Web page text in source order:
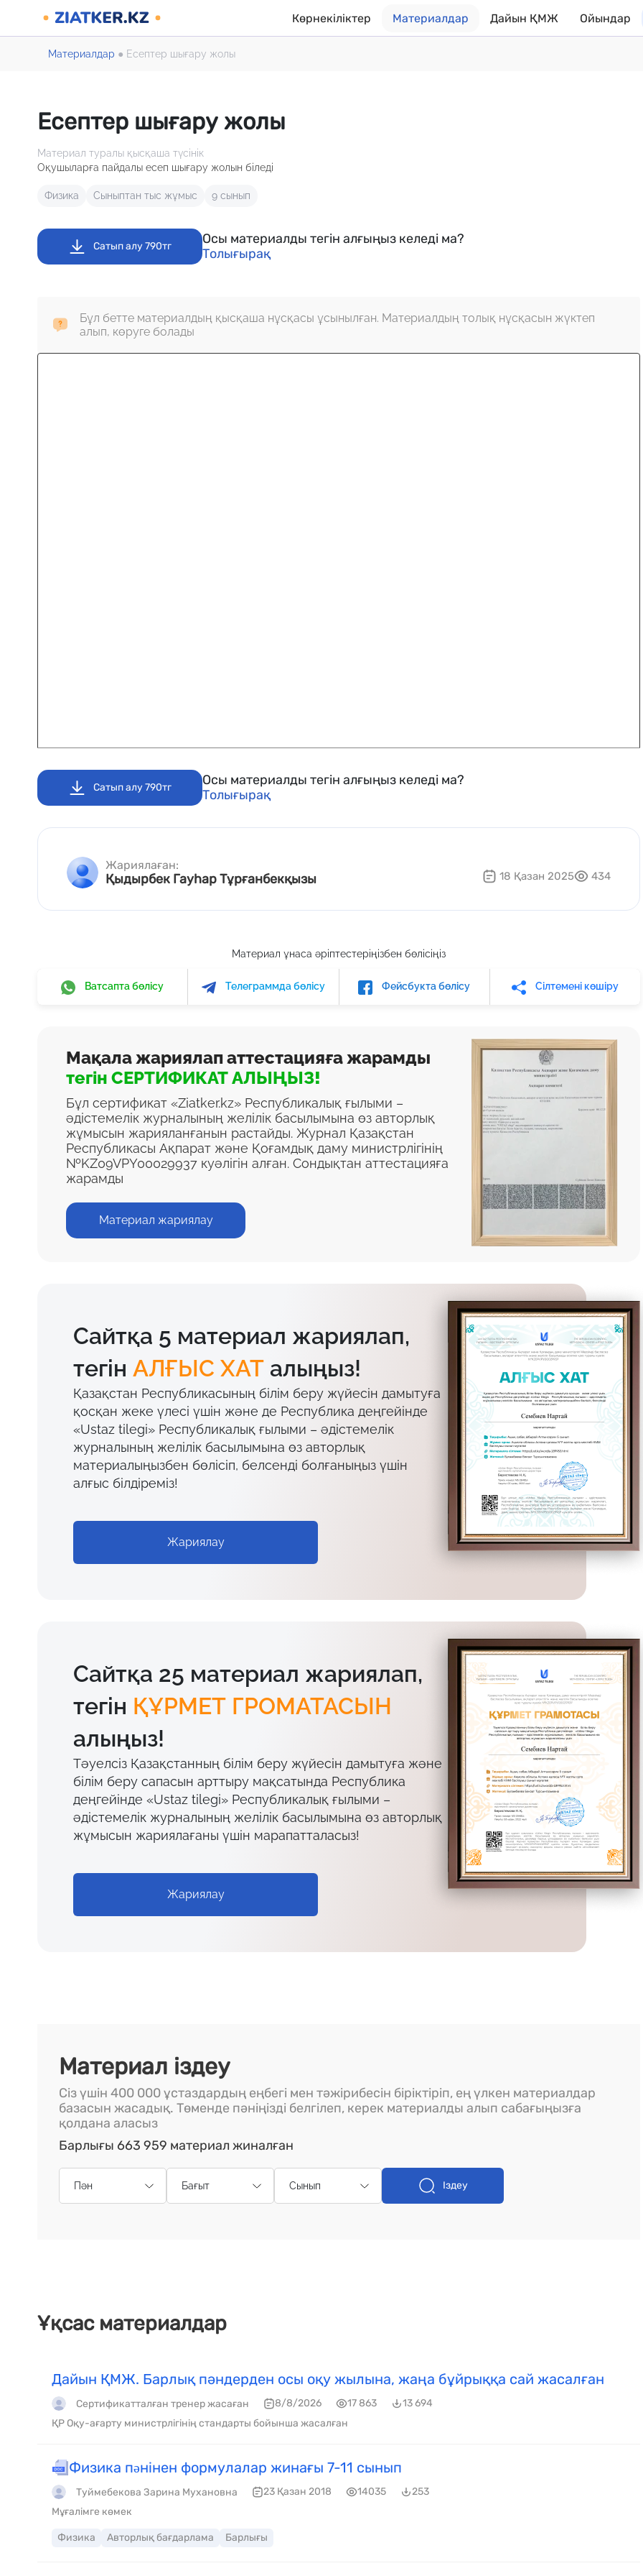
Көрнекіліктер Материалдар Дайын ҚМЖ Ойындар
Материалдар ● Есептер шығару жолы
Есептер шығару жолы
Материал туралы қысқаша түсінік
Оқушыларға пайдалы есеп шығару жолын біледі
Физика Сыныптан тыс жұмыс 9 сынып
Сатып алу 790тг
Осы материалды тегін алғыңыз келеді ма?
Толығырақ
Бұл бетте материалдың қысқаша нұсқасы ұсынылған. Материалдың толық нұсқасын жүктеп
алып, көруге болады
Сатып алу 790тг
Осы материалды тегін алғыңыз келеді ма?
Толығырақ
Жариялаған:
Қыдырбек Гауһар Тұрғанбекқызы 18 Қазан 2025 434
Материал ұнаса әріптестеріңізбен бөлісіңіз
Ватсапта бөлісу Телеграммда бөлісу Фейсбукта бөлісу Сілтемені көшіру
Мақала жариялап аттестацияға жарамды
тегін СЕРТИФИКАТ АЛЫҢЫЗ!
Бұл сертификат «Ziatker.kz» Республикалық ғылыми –
әдістемелік журналының желілік басылымына өз авторлық
жұмысын жарияланғанын растайды. Журнал Қазақстан
Республикасы Ақпарат және Қоғамдық даму министрлігінің
№KZ09VPY00029937 куәлігін алған. Сондықтан аттестацияға
жарамды
Материал жариялау
Сайтқа 5 материал жариялап,
тегін АЛҒЫС ХАТ алыңыз!
Қазақстан Республикасының білім беру жүйесін дамытуға
қосқан жеке үлесі үшін және де Республика деңгейінде
«Ustaz tilegi» Республикалық ғылыми – әдістемелік
журналының желілік басылымына өз авторлық
материалыңызбен бөлісіп, белсенді болғаныңыз үшін
алғыс білдіреміз!
Жариялау
Сайтқа 25 материал жариялап,
тегін ҚҰРМЕТ ГРОМАТАСЫН
алыңыз!
Тәуелсіз Қазақстанның білім беру жүйесін дамытуға және
білім беру сапасын арттыру мақсатында Республика
деңгейінде «Ustaz tilegi» Республикалық ғылыми –
әдістемелік журналының желілік басылымына өз авторлық
жұмысын жариялағаны үшін марапатталасыз!
Жариялау
Материал іздеу
Сіз үшін 400 000 ұстаздардың еңбегі мен тәжірибесін біріктіріп, ең үлкен материалдар
базасын жасадық. Төменде пәніңізді белгілеп, керек материалды алып сабағыңызға
қолдана аласыз
Барлығы 663 959 материал жиналған
Пән Бағыт Сынып Іздеу
Ұқсас материалдар
Дайын ҚМЖ. Барлық пәндерден осы оқу жылына, жаңа бұйрыққа сай жасалған
Сертификатталған тренер жасаған 8/8/2026 17 863
13 694
ҚР Оқу-ағарту министрлігінің стандарты бойынша жасалған
Физика пəнінен формулалар жинағы 7-11 сынып
Туймебекова Зарина Мухановна 23 Қазан 2018 14035
253
Мұғалімге көмек
Физика Авторлық бағдарлама Барлығы